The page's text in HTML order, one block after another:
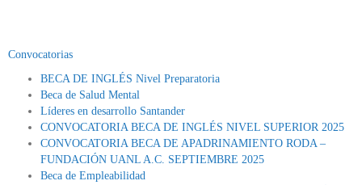
Convocatorias
BECA DE INGLÉS Nivel Preparatoria
Beca de Salud Mental
Líderes en desarrollo Santander
CONVOCATORIA BECA DE INGLÉS NIVEL SUPERIOR 2025
CONVOCATORIA BECA DE APADRINAMIENTO RODA –
FUNDACIÓN UANL A.C. SEPTIEMBRE 2025
Beca de Empleabilidad